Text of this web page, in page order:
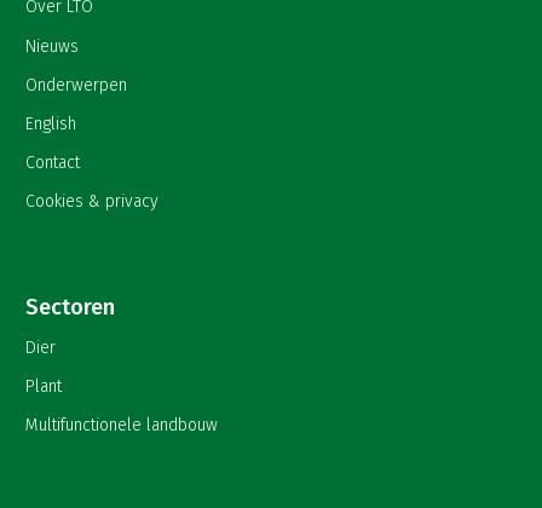
Over LTO
Nieuws
Onderwerpen
English
Contact
Cookies & privacy
Sectoren
Dier
Plant
Multifunctionele landbouw